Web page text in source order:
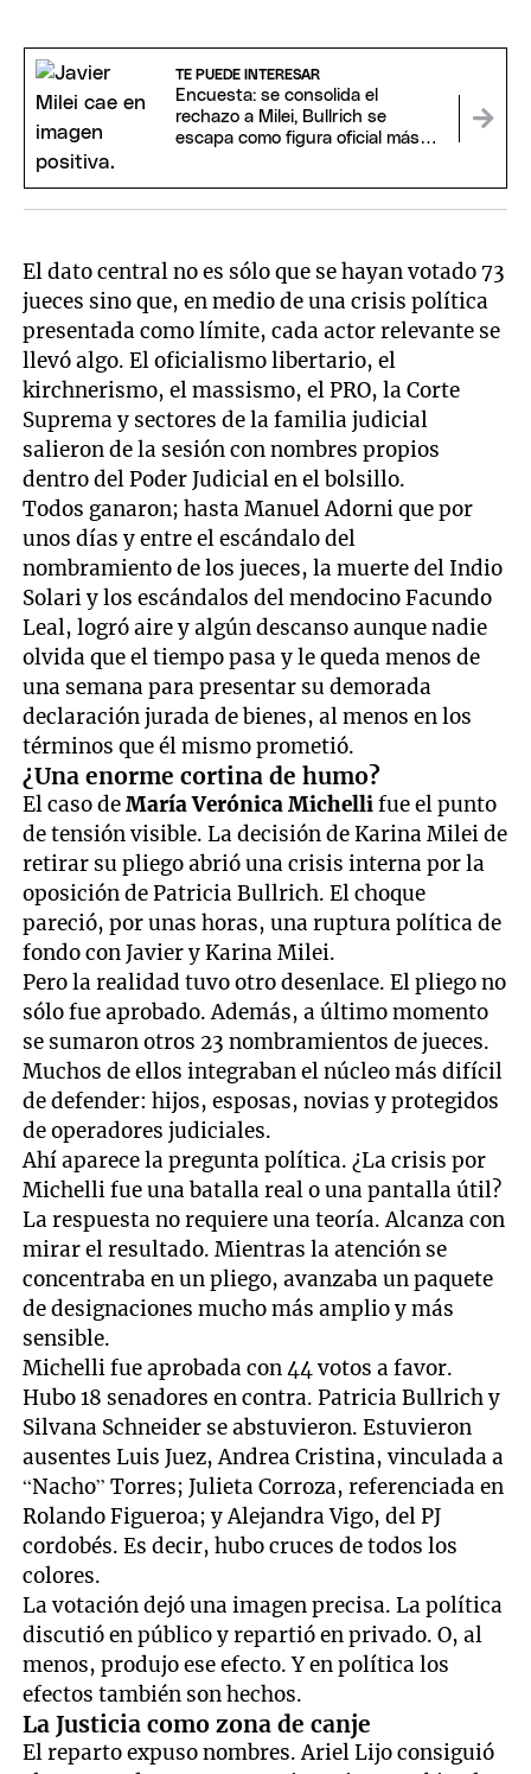
TE PUEDE INTERESAR
Encuesta: se consolida el
rechazo a Milei, Bullrich se
escapa como figura oficial más
El dato central no es sólo que se hayan votado 73
jueces sino que, en medio de una crisis política
presentada como límite, cada actor relevante se
llevó algo. El oficialismo libertario, el
kirchnerismo, el massismo, el PRO, la Corte
Suprema y sectores de la familia judicial
salieron de la sesión con nombres propios
dentro del Poder Judicial en el bolsillo.
Todos ganaron; hasta Manuel Adorni que por
unos días y entre el escándalo del
nombramiento de los jueces, la muerte del Indio
Solari y los escándalos del mendocino Facundo
Leal, logró aire y algún descanso aunque nadie
olvida que el tiempo pasa y le queda menos de
una semana para presentar su demorada
declaración jurada de bienes, al menos en los
términos que él mismo prometió.
¿Una enorme cortina de humo?
El caso deMaría Verónica Michellifue el punto
de tensión visible. La decisión de Karina Milei de
retirar su pliego abrió una crisis interna por la
oposición de Patricia Bullrich. El choque
pareció, por unas horas, una ruptura política de
fondo con Javier y Karina Milei.
Pero la realidad tuvo otro desenlace. El pliego no
sólo fue aprobado. Además, a último momento
se sumaron otros 23 nombramientos de jueces.
Muchos de ellos integraban el núcleo más difícil
de defender: hijos, esposas, novias y protegidos
de operadores judiciales.
Ahí aparece la pregunta política. ¿La crisis por
Michelli fue una batalla real o una pantalla útil?
La respuesta no requiere una teoría. Alcanza con
mirar el resultado. Mientras la atención se
concentraba en un pliego, avanzaba un paquete
de designaciones mucho más amplio y más
sensible.
Michelli fue aprobada con 44 votos a favor.
Hubo 18 senadores en contra. Patricia Bullrich y
Silvana Schneider se abstuvieron. Estuvieron
ausentes Luis Juez, Andrea Cristina, vinculada a
“Nacho” Torres; Julieta Corroza, referenciada en
Rolando Figueroa; y Alejandra Vigo, del PJ
cordobés. Es decir, hubo cruces de todos los
colores.
La votación dejó una imagen precisa. La política
discutió en público y repartió en privado. O, al
menos, produjo ese efecto. Y en política los
efectos también son hechos.
La Justicia como zona de canje
El reparto expuso nombres. Ariel Lijo consiguió